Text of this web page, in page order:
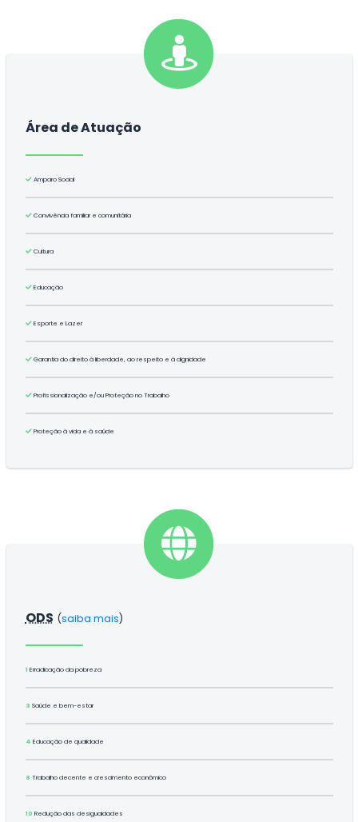
Área de Atuação
Amparo Social
Convivência familiar e comunitária
Cultura
Educação
Esporte e Lazer
Garantia do direito à liberdade, ao respeito e à dignidade
Profissionalização e/ou Proteção no Trabalho
Proteção à vida e à saúde
ODS (saiba mais)
1 Erradicação da pobreza
3 Saúde e bem-estar
4 Educação de qualidade
8 Trabalho decente e crescimento econômico
10 Redução das desigualdades